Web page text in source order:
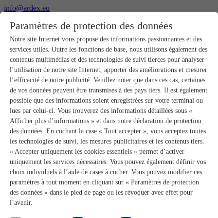
info@ardex.eu
Français
Produits
Aperçu des produits
Gros-œuvre
Pose de chape
Primaires et préparation de supports
Enduits de ragréage pour sols
Étanchéités
Mortiers-colles carrelage
Mortiers de jointoiement
Étanchéités pour joints
Colles d’assemblage
Pose de pierres naturelles
Colles pour revêtements de sols et parquets
Enduits de ragréage muraux
Accessoires
PANDOMO®
Paramètres de protection des données
Notre site Internet vous propose des informations passionnantes et des
services utiles. Outre les fonctions de base, nous utilisons également des
contenus multimédias et des technologies de suivi tierces pour analyser
l’utilisation de notre site Internet, apporter des améliorations et mesurer
l’efficacité de notre publicité. Veuillez noter que dans ces cas, certaines
de vos données peuvent être transmises à des pays tiers. Il est également
possible que des informations soient enregistrées sur votre terminal ou
lues par celui-ci. Vous trouverez des informations détaillées sous «
Afficher plus d’informations » et dans notre déclaration de protection
des données. En cochant la case « Tout accepter », vous acceptez toutes
les technologies de suivi, les mesures publicitaires et les contenus tiers.
« Accepter uniquement les cookies essentiels » permet d’activer
uniquement les services nécessaires. Vous pouvez également définir vos
choix individuels à l’aide de cases à cocher. Vous pouvez modifier ces
paramètres à tout moment en cliquant sur « Paramètres de protection
des données » dans le pied de page ou les révoquer avec effet pour
l’avenir.